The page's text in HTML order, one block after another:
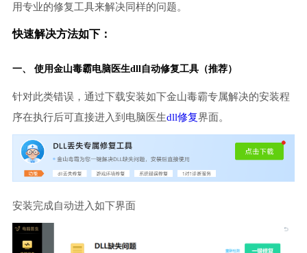
用专业的修复工具来解决同样的问题。
快速解决方法如下：
一、 使用金山毒霸电脑医生dll自动修复工具（推荐）
针对此类错误，通过下载安装如下金山毒霸专属解决的安装程
序在执行后可直接进入到电脑医生dll修复界面。
安装完成自动进入如下界面